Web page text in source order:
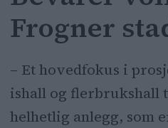
Frogner
– Et hovedfokus i
ishall og flerbrukshall
helhetlig anlegg, som